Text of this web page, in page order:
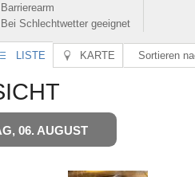
Barrierearm
Bei Schlechtwetter geeignet
LISTE KARTE Sortieren
06. AUGUST